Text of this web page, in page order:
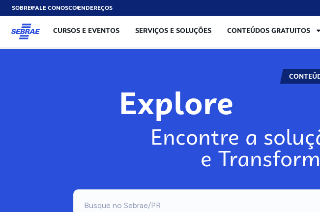
SOBREFALE CONOSCOENDEREÇOS
CURSOS E EVENTOS SERVIÇOS E SOLUÇÕES CONTEÚDOS GRATUITOS
Explore
Encontre a
e